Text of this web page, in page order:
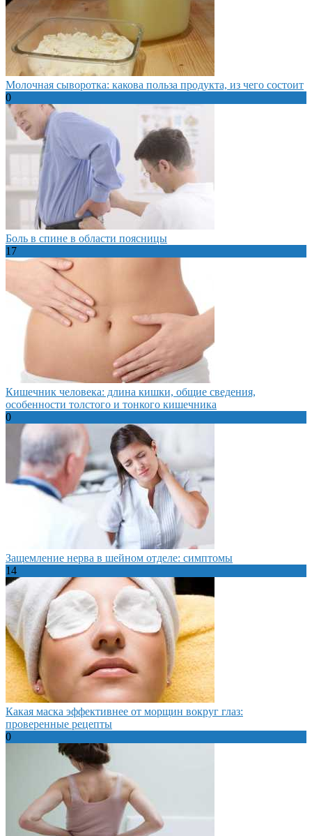
Молочная сыворотка: какова польза продукта, из чего состоит
0
Боль в спине в области поясницы
17
Кишечник человека: длина кишки, общие сведения,
особенности толстого и тонкого кишечника
0
Защемление нерва в шейном отделе: симптомы
14
Какая маска эффективнее от морщин вокруг глаз:
проверенные рецепты
0